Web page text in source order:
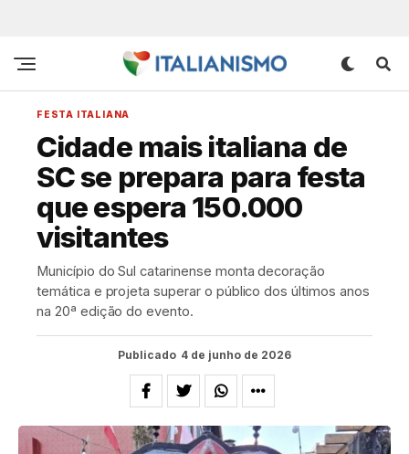
FESTA ITALIANA
Cidade mais italiana de
SC se prepara para festa
que espera 150.000
visitantes
Município do Sul catarinense monta decoração
temática e projeta superar o público dos últimos anos
na 20ª edição do evento.
Publicado 4 de junho de 2026